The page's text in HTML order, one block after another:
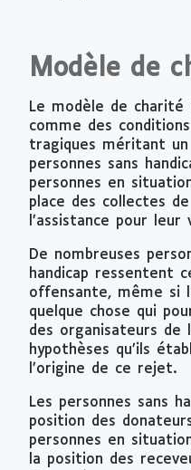
Modèle de
Le modèle de
comme des
tragiques méritant
personnes sans
personnes en
place des collectes
l’assistance pour leur
De nombreuses
handicap ressentent
offensante, même si
quelque chose qui
des organisateurs
hypothèses qu’ils
l’origine de ce rejet.
Les personnes sans
position des
personnes en
la position des